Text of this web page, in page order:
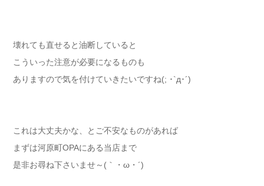
壊れても直せると油断していると
こういった注意が必要になるものも
ありますので気を付けていきたいですね(; ･`д･´)
これは大丈夫かな、とご不安なものがあれば
まずは河原町OPAにある当店まで
是非お尋ね下さいませ～(｀・ω・´)